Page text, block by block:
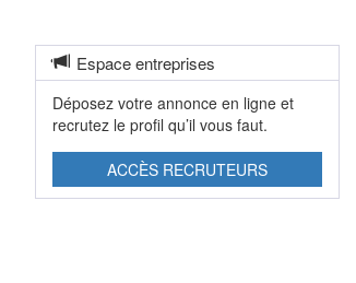
Espace entreprises
Déposez votre annonce en ligne et
recrutez le profil qu’il vous faut.
ACCÈS RECRUTEURS